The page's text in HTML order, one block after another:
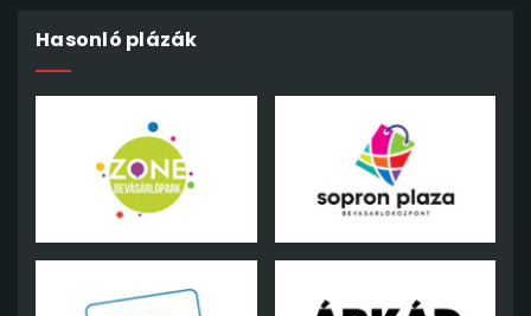
Hasonló plázák